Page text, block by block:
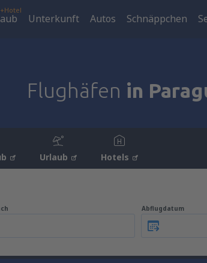
Unterkunft Autos Schnäppchen
Flughäfen in
Urlaub Hotels
Abflugdatum